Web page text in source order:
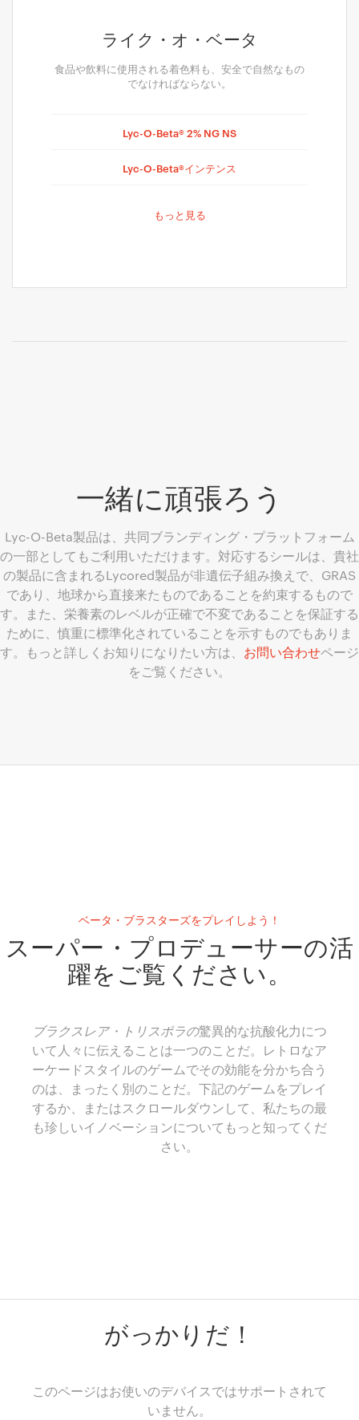
ライク・オ・ベータ
食品や飲料に使用される着色料も、安全で自然なもの
でなければならない。
Lyc-O-Beta® 2% NG NS
Lyc-O-Beta®インテンス
もっと見る
一緒に頑張ろう
Lyc-O-Beta製品は、共同ブランディング・プラットフォーム
の一部としてもご利用いただけます。対応するシールは、貴社
の製品に含まれるLycored製品が非遺伝子組み換えで、GRAS
であり、地球から直接来たものであることを約束するもので
す。また、栄養素のレベルが正確で不変であることを保証する
ために、慎重に標準化されていることを示すものでもありま
す。もっと詳しくお知りになりたい方は、 お問い合わせページ
をご覧ください。
ベータ・ブラスターズをプレイしよう！
スーパー・プロデューサーの活
躍をご覧ください。
ブラクスレア・トリスポラの驚異的な抗酸化力につ
いて人々に伝えることは一つのことだ。レトロなア
ーケードスタイルのゲームでその効能を分かち合う
のは、まったく別のことだ。下記のゲームをプレイ
するか、またはスクロールダウンして、私たちの最
も珍しいイノベーションについてもっと知ってくだ
さい。
がっかりだ！
このページはお使いのデバイスではサポートされて
いません。